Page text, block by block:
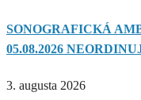
SONOGRAFICKÁ
05.08.2026
3. augusta 2026